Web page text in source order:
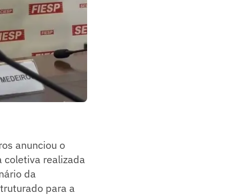
anunciou o
coletiva realizada
da
para a